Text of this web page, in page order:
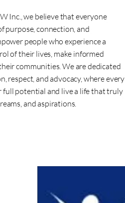
Inc., we believe that everyone
purpose, connection, and
people who experience a
of their lives, make informed
communities. We are dedicated
respect, and advocacy, where every
full potential and live a life that truly
and aspirations.